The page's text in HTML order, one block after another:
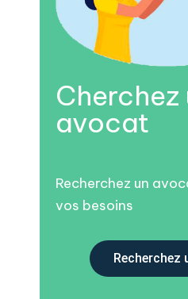
Cherchez
avocat
Recherchez un
vos besoins
Recherchez